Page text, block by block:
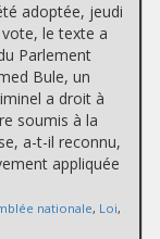
adoptée, jeudi
le texte a
Parlement
Bule, un
a droit à
soumis à la
a-t-il reconnu,
appliquée
nationale, Loi,